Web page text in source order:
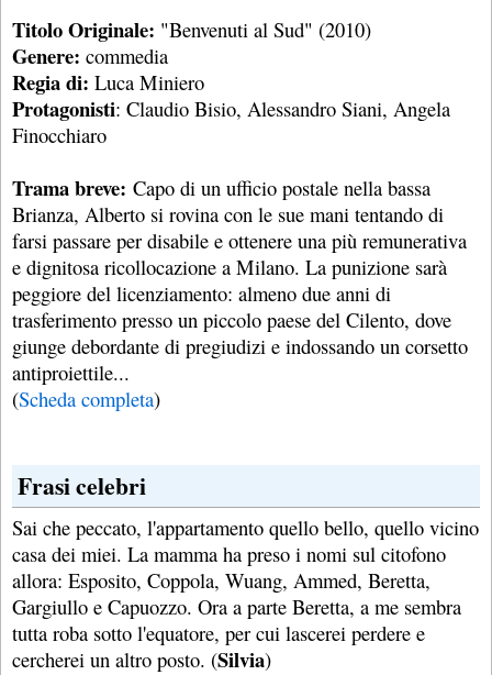
Titolo Originale: "Benvenuti al Sud" (2010)
Genere: commedia
Regia di: Luca Miniero
Protagonisti: Claudio Bisio, Alessandro Siani, Angela
Finocchiaro
Trama breve: Capo di un ufficio postale nella bassa
Brianza, Alberto si rovina con le sue mani tentando di
farsi passare per disabile e ottenere una più remunerativa
e dignitosa ricollocazione a Milano. La punizione sarà
peggiore del licenziamento: almeno due anni di
trasferimento presso un piccolo paese del Cilento, dove
giunge debordante di pregiudizi e indossando un corsetto
antiproiettile...
(Scheda completa)
Frasi celebri
Sai che peccato, l'appartamento quello bello, quello vicino
casa dei miei. La mamma ha preso i nomi sul citofono
allora: Esposito, Coppola, Wuang, Ammed, Beretta,
Gargiullo e Capuozzo. Ora a parte Beretta, a me sembra
tutta roba sotto l'equatore, per cui lascerei perdere e
cercherei un altro posto. (Silvia)